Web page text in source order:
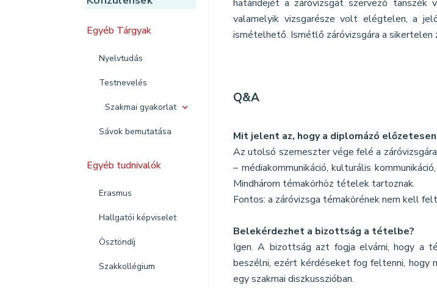
Egyéb Tárgyak
Nyelvtudás
Testnevelés
Szakmai gyakorlat
Sávok bemutatása
Egyéb tudnivalók
Erasmus
Hallgatói képviselet
Ösztöndíj
Szakkollégium
határidejét a záróvizsgát szervező tanszék
valamelyik vizsgarésze volt elégtelen, a
ismételhető. Ismétlő záróvizsgára a
Q&A
Mit jelent az, hogy a diplomázó
Az utolsó szemeszter vége felé a
– médiakommunikáció, kulturális
Mindhárom témakörhöz tételek tartoznak.
Fontos: a záróvizsga témakörének nem kell
Belekérdezhet a bizottság a tételbe?
Igen. A bizottság azt fogja elvárni, hogy a
beszélni, ezért kérdéseket fog feltenni, hogy
egy szakmai diszkusszióban.